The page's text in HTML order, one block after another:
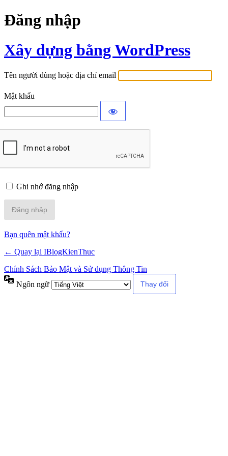
Đăng nhập
Xây dựng bằng WordPress
Tên người dùng hoặc địa chỉ email
Mật khẩu
Ghi nhớ đăng nhập
Alternative:
Bạn quên mật khẩu?
← Quay lại IBlogKienThuc
Chính Sách Bảo Mật và Sử dụng Thông Tin
Ngôn ngữ